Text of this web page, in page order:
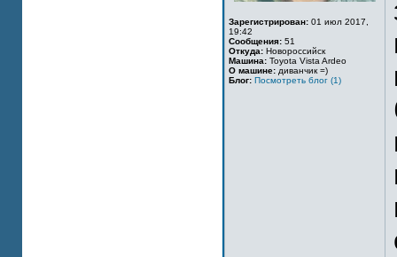
Зарегистрирован: 01 июл 2017,
19:42
Сообщения: 51
Откуда: Новороссийск
Машина: Toyota Vista Ardeo
О машине: диванчик =)
Блог: Посмотреть блог (1)